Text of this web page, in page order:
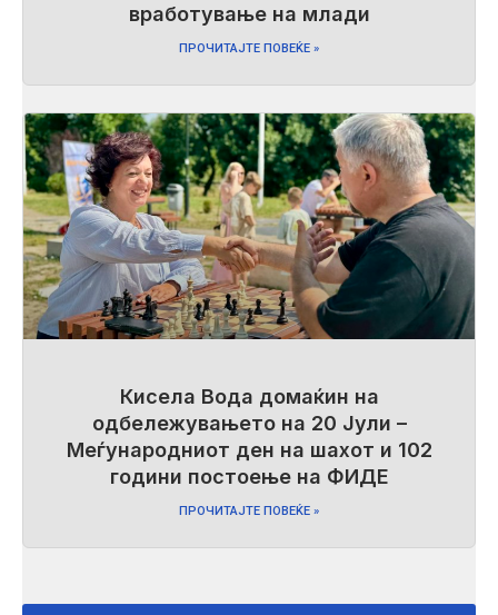
вработување на млади
ПРОЧИТАЈТЕ ПОВЕЌЕ »
Кисела Вода домаќин на
одбележувањето на 20 Јули –
Меѓународниот ден на шахот и 102
години постоење на ФИДЕ
ПРОЧИТАЈТЕ ПОВЕЌЕ »